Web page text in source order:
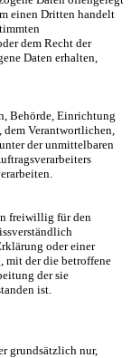
einen Dritten handelt
dem Recht der
Daten erhalten,
Behörde, Einrichtung
dem Verantwortlichen,
der unmittelbaren
freiwillig für den
oder einer
mit der die betroffene
der sie
ist.
grundsätzlich nur,